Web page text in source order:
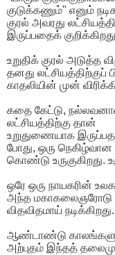
குடுக்கணும்" எனும்
குரல் அவரது
இருப்பதைக்
உறுதிக் குரல் அடுத்த
தனது
காதலியின் முன்
கதை கேட்டு,
லட்சியத்திற்கு தான்
உறுதுணையாக
போது, ஒரு
கொண்டு உருகுகிறது.
ஒரே ஒரு நாயகரின்
அந்த மகாகலைஞரோடு
விதவிதமாய் நடிக்கிறது.
ஆண்டாண்டு
அற்புதம் இந்தத்